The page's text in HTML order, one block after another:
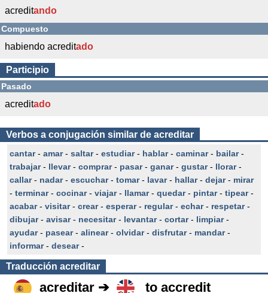
acreditando
Compuesto
habiendo acreditado
Participio
Pasado
acreditado
Verbos a conjugación similar de acreditar
cantar- amar- saltar- estudiar- hablar- caminar- bailar-
trabajar- llevar- comprar- pasar- ganar- gustar- llorar-
callar- nadar- escuchar- tomar- lavar- hallar- dejar- mirar
- terminar- cocinar- viajar- llamar- quedar- pintar- tipear-
acabar- visitar- crear- esperar- regular- echar- respetar-
dibujar- avisar- necesitar- levantar- cortar- limpiar-
ayudar- pasear- alinear- olvidar- disfrutar- mandar-
informar- desear-
Traducción acreditar
acreditar ➔
to accredit